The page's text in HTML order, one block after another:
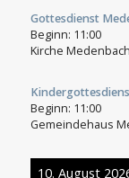
Gottesdienst
Beginn: 11:00
Kirche Medenbach
Beginn: 11:00
Gemeindehaus
10. August